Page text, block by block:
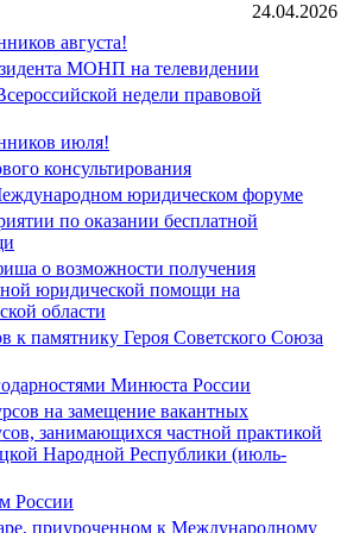
24.04.2026
августа!
МОНП на телевидении
недели правовой
июля!
консультирования
юридическом форуме
по оказании бесплатной
о возможности получения
юридической помощи на
области
к памятнику Героя Советского Союза
Минюста России
на замещение вакантных
занимающихся частной практикой
Народной Республики (июль-
России
приуроченном к Международному